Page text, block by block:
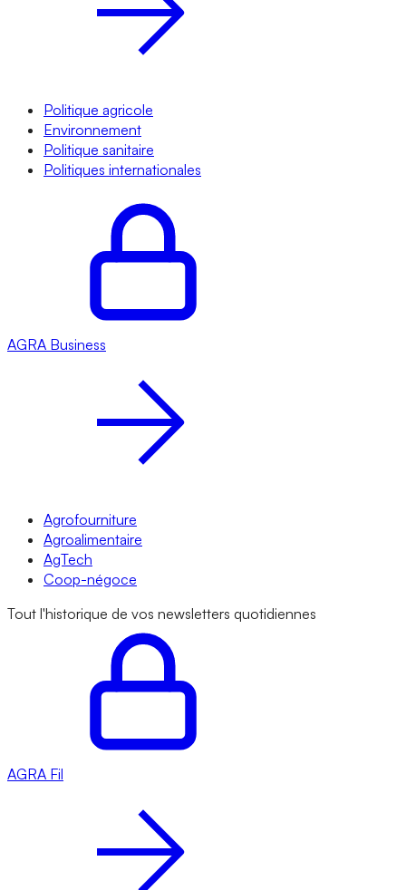
Politique agricole
Environnement
Politique sanitaire
Politiques internationales
AGRA Business
Agrofourniture
Agroalimentaire
AgTech
Coop-négoce
Tout l'historique de vos newsletters quotidiennes
AGRA Fil